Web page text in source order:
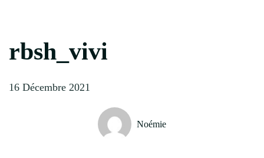
rbsh_vivi
16 Décembre 2021
Noémie